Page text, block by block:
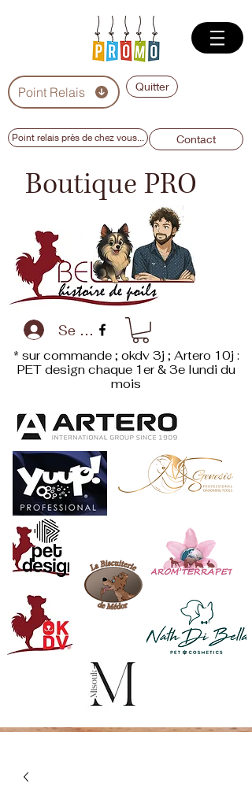
Point Relais Quitter
Point relais près de chez vous... Contact
Boutique PRO
Se connecter
* sur commande ; okdv 3j ; Artero 10j :
PET designchaque 1er & 3e lundi du
mois